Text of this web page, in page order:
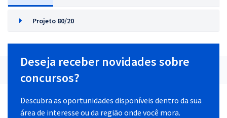
Projeto 80/20
Deseja receber novidades sobre
concursos?
Descubra as oportunidades disponíveis dentro da sua
área de interesse ou da região onde você mora.